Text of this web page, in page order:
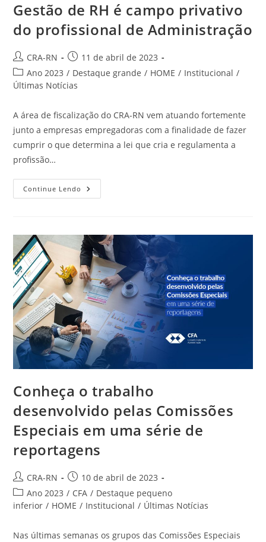
Gestão de RH é campo privativo
do profissional de Administração
Autor
do
post:
CRA-RN
Post
publicado:
11 de abril de 2023
Categoria
do
Ano 2023 / Destaque grande / HOME / Institucional /
Últimas Notícias
A área de fiscalização do CRA-RN vem atuando fortemente
junto a empresas empregadoras com a finalidade de fazer
cumprir o que determina a lei que cria e regulamenta a
profissão…
Continue Lendo Gestão
De
Do
Profissional
De
Administração
Conheça o trabalho
desenvolvido pelas Comissões
Especiais em uma série de
reportagens
Autor
do
post:
CRA-RN
Post
publicado:
10 de abril de 2023
Categoria
do
Ano 2023 / CFA / Destaque pequeno
inferior / HOME / Institucional / Últimas Notícias
Nas últimas semanas os grupos das Comissões Especiais